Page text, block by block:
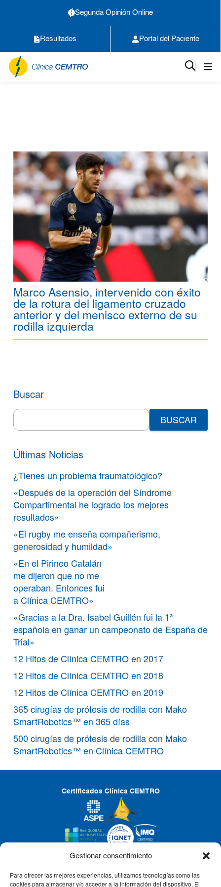
Gestionar consentimiento
Para ofrecer las mejores experiencias, utilizamos tecnologías como las
cookies para almacenar y/o acceder a la información del dispositivo. El
Segunda Opinión Online
Resultados Portal del Paciente
Marco Asensio, intervenido con éxito
de la rotura del ligamento cruzado
anterior y del menisco externo de su
rodilla izquierda
Buscar
Search
for:
Últimas Noticias
¿Tienes un problema traumatológico?
«Después de la operación del Síndrome
Compartimental he logrado los mejores
resultados»
«El rugby me enseña compañerismo,
generosidad y humildad»
«En el Pirineo Catalán
me dijeron que no me
operaban. Entonces fui
a Clínica CEMTRO»
«Gracias a la Dra. Isabel Guillén fui la 1ª
española en ganar un campeonato de España de
Trial»
12 Hitos de Clínica CEMTRO en 2017
12 Hitos de Clínica CEMTRO en 2018
12 Hitos de Clínica CEMTRO en 2019
365 cirugías de prótesis de rodilla con Mako
SmartRobotics™ en 365 días
500 cirugías de prótesis de rodilla con Mako
SmartRobotics™ en Clínica CEMTRO
Certificados Clínica CEMTRO
CLÍNICA CEMTRO